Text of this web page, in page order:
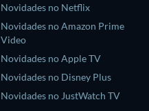
Novidades no Netflix
Novidades no Amazon Prime
Video
Novidades no Apple TV
Novidades no Disney Plus
Novidades no JustWatch TV